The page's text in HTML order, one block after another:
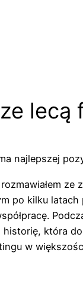
lecą
najlepszej
ze
po kilku latach
historię, która
w